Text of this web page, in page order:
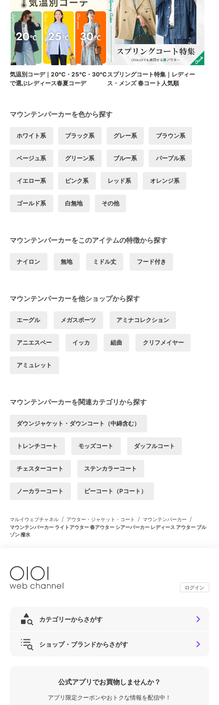
気温別コーデ｜20℃・25℃・30℃
で選ぶレディース春夏コーデ
スプリングコート特集｜レディー
ス・メンズ 春コート人気順
マウンテンパーカーを色から探す
ホワイト系 ブラック系 グレー系 ブラウン系
ベージュ系 グリーン系 ブルー系 パープル系
イエロー系 ピンク系 レッド系 オレンジ系
ゴールド系 白無地 その他
マウンテンパーカーをこのアイテムの特徴から探す
ナイロン 無地 ミドル丈 フード付き
マウンテンパーカーを他ショップから探す
エーグル メガスポーツ アミナコレクション
アニエスベー イッカ 組曲 クリフメイヤー
アミュレット
マウンテンパーカーを関連カテゴリから探す
ダウンジャケット・ダウンコート（中綿含む）
トレンチコート モッズコート ダッフルコート
チェスターコート ステンカラーコート
ノーカラーコート ピーコート（Pコート）
マルイウェブチャネル / アウター・ジャケット・コート / マウンテンパーカー /
マウンテンパーカー ライトアウター 春アウター シアーパーカー レディース アウター ブル
ゾン 撥水
ログイン
カテゴリーからさがす
ショップ・ブランドからさがす
公式アプリでお買物しませんか？
アプリ限定クーポンやおトクな情報を配信中！